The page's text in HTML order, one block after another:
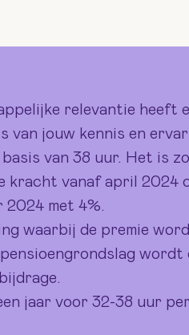
relevantie heeft
van jouw kennis en
van 38 uur. Het is
kracht vanaf april 2024
met 4%.
waarbij de premie
wordt
jaar voor 32-38 uur